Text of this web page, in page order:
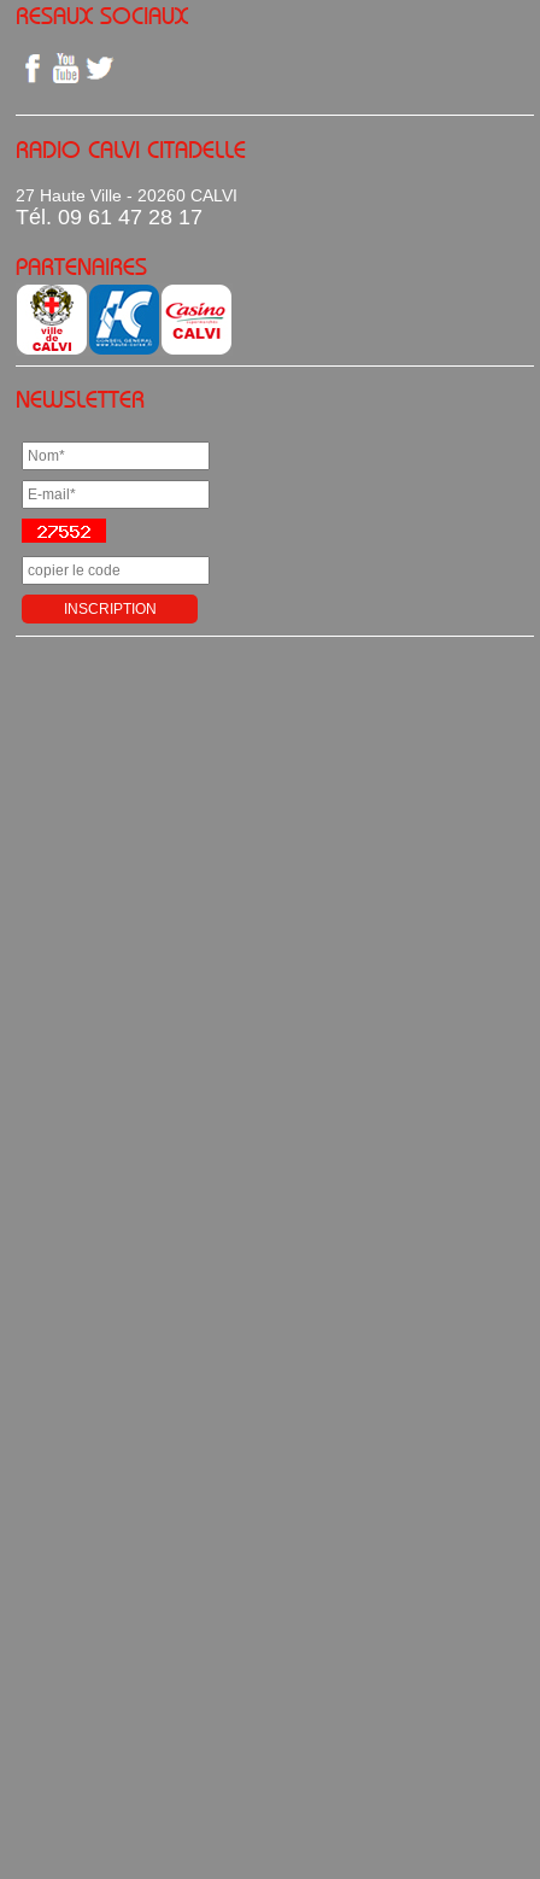
RESAUX SOCIAUX
RADIO CALVI CITADELLE
27 Haute Ville - 20260 CALVI
Tél. 09 61 47 28 17
PARTENAIRES
NEWSLETTER